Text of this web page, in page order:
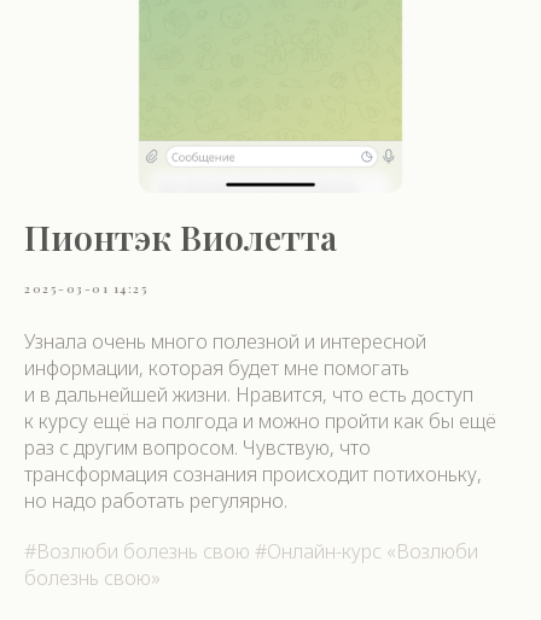
Пионтэк Виолетта
2025-03-01 14:25
Узнала очень много полезной и интересной
информации, которая будет мне помогать
и в дальнейшей жизни. Нравится, что есть доступ
к курсу ещё на полгода и можно пройти как бы ещё
раз с другим вопросом. Чувствую, что
трансформация сознания происходит потихоньку,
но надо работать регулярно.
#Возлюби болезнь свою #Онлайн-курс «Возлюби
болезнь свою»